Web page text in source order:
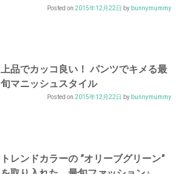
Posted on 2015年12月22日 by bunnymummy
上品でカッコ良い！ パンツでキメる最
旬マニッシュスタイル
Posted on 2015年12月22日 by bunnymummy
トレンドカラーの ”オリーブグリーン”